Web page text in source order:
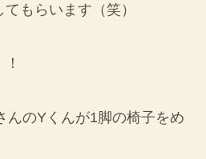
もらいます（笑）
んのYくんが1脚の椅子をめ